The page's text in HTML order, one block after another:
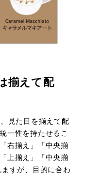
揃えて配
見た目を揃えて配
一性を持たせるこ
右揃え」「中央揃
上揃え」「中央揃
すが、目的に合わ